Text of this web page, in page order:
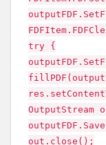
try {
OutputStream
out.close();